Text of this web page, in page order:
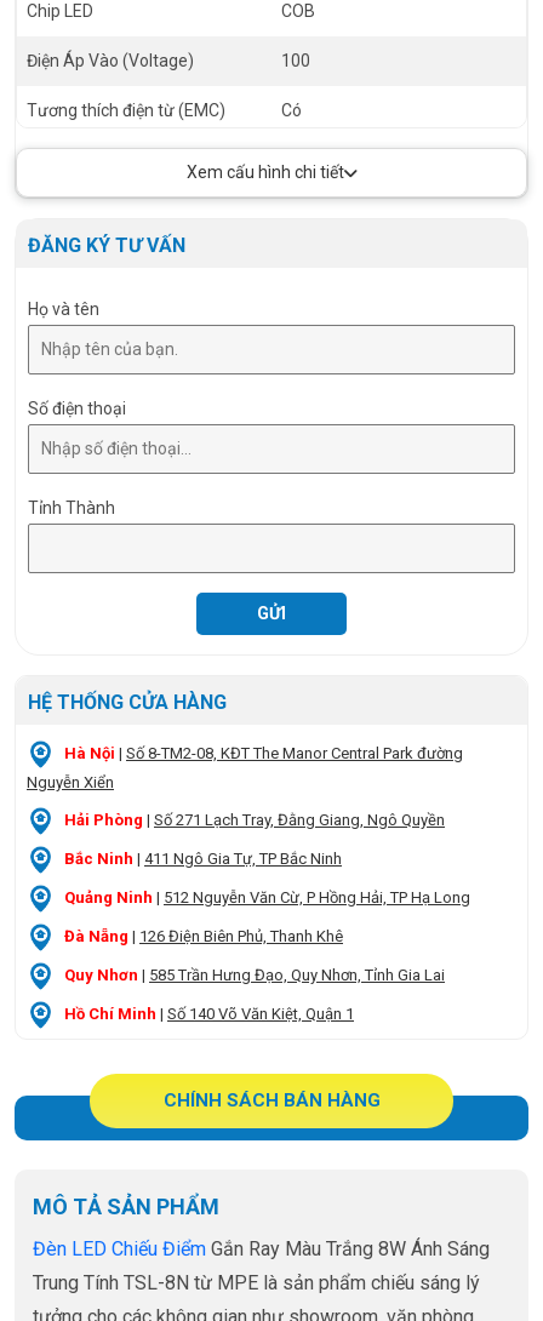
Chip LED COB
Điện Áp Vào (Voltage) 100
Tương thích điện từ (EMC) Có
Xem cấu hình chi tiết
ĐĂNG KÝ TƯ VẤN
Họ và tên
Số điện thoại
Tỉnh Thành
HỆ THỐNG CỬA HÀNG
Hà Nội | Số 8-TM2-08, KĐT The Manor Central Park đường
Nguyễn Xiển
Hải Phòng | Số 271 Lạch Tray, Đằng Giang, Ngô Quyền
Bắc Ninh | 411 Ngô Gia Tự, TP Bắc Ninh
Quảng Ninh | 512 Nguyễn Văn Cừ, P Hồng Hải, TP Hạ Long
Đà Nẵng | 126 Điện Biên Phủ, Thanh Khê
Quy Nhơn | 585 Trần Hưng Đạo, Quy Nhơn, Tỉnh Gia Lai
Hồ Chí Minh | Số 140 Võ Văn Kiệt, Quận 1
CHÍNH SÁCH BÁN HÀNG
MÔ TẢ SẢN PHẨM
Đèn LED Chiếu Điểm Gắn Ray Màu Trắng 8W Ánh Sáng
Trung Tính TSL-8N từ MPE là sản phẩm chiếu sáng lý